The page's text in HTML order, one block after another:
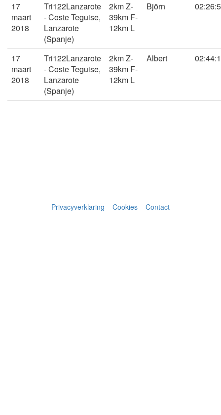
17
maart
2018
Tri122Lanzarote
- Coste Teguise,
Lanzarote
(Spanje)
2km Z-
39km F-
12km L
Björn
17
maart
2018
Tri122Lanzarote
- Coste Teguise,
Lanzarote
(Spanje)
2km Z-
39km F-
12km L
Albert
Privacyverklaring – Cookies – Contact